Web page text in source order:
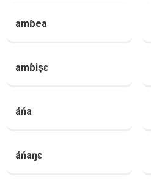
amɓea
amɓiṣɛ
áńa
áńaŋɛ